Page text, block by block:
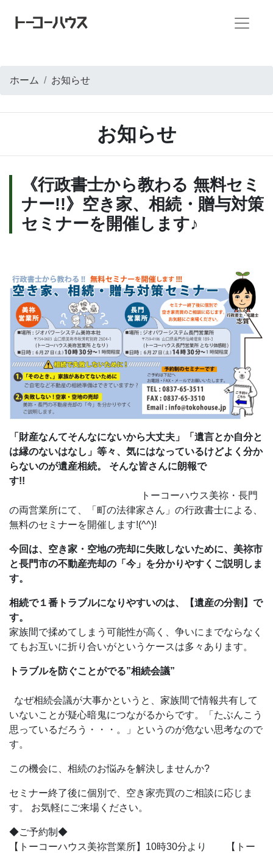
ホーム お知らせ
お知らせ
《行政書士から教わる 無料セミ
ナー!!》空き家、相続・贈与対策
セミナーを開催します♪
「財産なんてそんなにないから大丈夫」「遺言とか自分と
は縁のないはなし」等々、気にはなっているけどよく分か
らないのが遺産相続。 そんな皆さんに朗報で
す
トーコーハウス美祢・長門
の両営業所にて、「町の法律家さん」の行政書士による、
無料のセミナーを開催します!(^^)!
今回は、空き家・空地の売却に失敗しないために、美祢市
と長門市の不動産売却の「今」を分かりやすくご説明しま
す。
相続で１番トラブルになりやすいのは、【遺産の分割】で
す。
家族間で揉めてしまう可能性が高く、争いにまでならなく
てもお互いに折り合いがというケースは多々あります。
トラブルを防ぐことがでる”相続会議”
なぜ相続会議が大事かというと、家族間で情報共有して
いないことが疑心暗鬼につながるからです。「たぶんこう
思っているだろう・・・。」というのが危ない思考なので
す。
この機会に、相続のお悩みを解決しませんか?
セミナー終了後に個別で、空き家売買のご相談に応じま
す。 お気軽にご来場ください。
◆ご予約制◆
【トーコーハウス美祢営業所】10時30分より 【トー